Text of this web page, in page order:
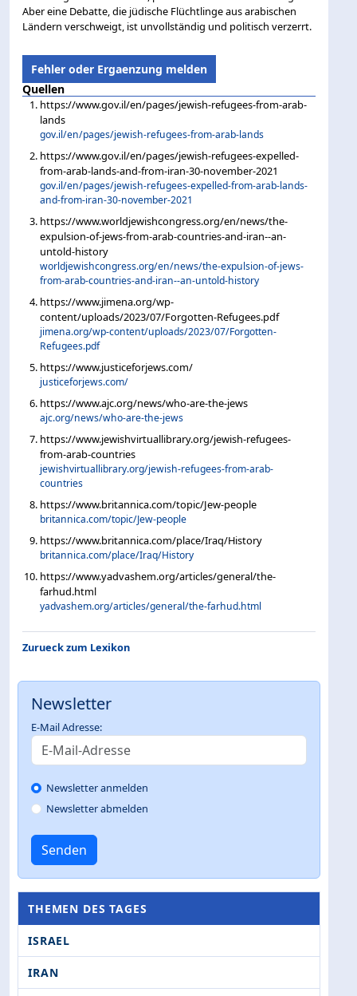
Aber eine Debatte, die jüdische Flüchtlinge aus arabischen
Ländern verschweigt, ist unvollständig und politisch verzerrt.
Fehler oder Ergaenzung melden
Quellen
https://www.gov.il/en/pages/jewish-refugees-from-arab-
lands
gov.il/en/pages/jewish-refugees-from-arab-lands
https://www.gov.il/en/pages/jewish-refugees-expelled-
from-arab-lands-and-from-iran-30-november-2021
gov.il/en/pages/jewish-refugees-expelled-from-arab-lands-
and-from-iran-30-november-2021
https://www.worldjewishcongress.org/en/news/the-
expulsion-of-jews-from-arab-countries-and-iran--an-
untold-history
worldjewishcongress.org/en/news/the-expulsion-of-jews-
from-arab-countries-and-iran--an-untold-history
https://www.jimena.org/wp-
content/uploads/2023/07/Forgotten-Refugees.pdf
jimena.org/wp-content/uploads/2023/07/Forgotten-
Refugees.pdf
https://www.justiceforjews.com/
justiceforjews.com/
https://www.ajc.org/news/who-are-the-jews
ajc.org/news/who-are-the-jews
https://www.jewishvirtuallibrary.org/jewish-refugees-
from-arab-countries
jewishvirtuallibrary.org/jewish-refugees-from-arab-
countries
https://www.britannica.com/topic/Jew-people
britannica.com/topic/Jew-people
https://www.britannica.com/place/Iraq/History
britannica.com/place/Iraq/History
https://www.yadvashem.org/articles/general/the-
farhud.html
yadvashem.org/articles/general/the-farhud.html
Zurueck zum Lexikon
Newsletter
E-Mail Adresse:
Newsletter anmelden
Newsletter abmelden
Senden
THEMEN DES TAGES
ISRAEL
IRAN